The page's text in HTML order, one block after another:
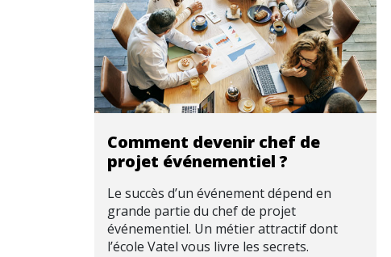
Comment devenir chef de
projet événementiel ?
Le succès d’un événement dépend en
grande partie du chef de projet
événementiel. Un métier attractif dont
l’école Vatel vous livre les secrets.